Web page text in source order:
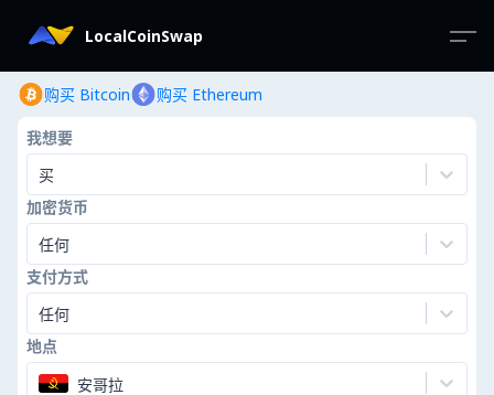
LocalCoinSwap
购买 Bitcoin 购买 Ethereum
我想要
买
加密货币
任何
支付方式
任何
地点
安哥拉